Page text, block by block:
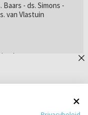
Baars - ds. Simons -
van Vlastuin
- Is